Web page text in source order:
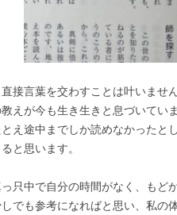
接言葉を交わすことは叶いませ
えが今も生き生きと息づいてい
え途中までしか読めなかったと
と思います。
只中で自分の時間がなく、もど
でも参考になればと思い、私の